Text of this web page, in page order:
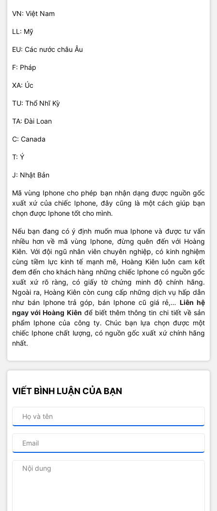
VN: Việt Nam
LL: Mỹ
EU: Các nước châu Âu
F: Pháp
XA: Úc
TU: Thổ Nhĩ Kỳ
TA: Đài Loan
C: Canada
T: Ý
J: Nhật Bản
Mã vùng Iphone cho phép bạn nhận dạng được nguồn gốc
xuất xứ của chiếc Iphone, đây cũng là một cách giúp bạn
chọn được Iphone tốt cho mình.
Nếu bạn đang có ý định muốn mua Iphone và được tư vấn
nhiều hơn về mã vùng Iphone, đừng quên đến với Hoàng
Kiên. Với đội ngũ nhân viên chuyên nghiệp, có kinh nghiệm
cùng tiềm lực kinh tế mạnh mẽ, Hoàng Kiên luôn cam kết
đem đến cho khách hàng những chiếc Iphone có nguồn gốc
xuất xứ rõ ràng, có giấy tờ chứng minh độ chính hãng.
Ngoài ra, Hoàng Kiên còn cung cấp những dịch vụ hấp dẫn
như bán Iphone trả góp, bán Iphone cũ giá rẻ,…Liên hệ
ngay với Hoàng Kiên để biết thêm thông tin chi tiết về sản
phẩm Iphone của công ty. Chúc bạn lựa chọn được một
chiếc Iphone chất lượng, có nguồn gốc xuất xứ chính hãng
nhất.
VIẾT BÌNH LUẬN CỦA BẠN